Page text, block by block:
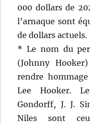
000 dollars de
l’arnaque sont
de dollars actuels.
* Le nom du
(Johnny
rendre
Lee Hooker.
Gondorff, J. J.
Niles sont